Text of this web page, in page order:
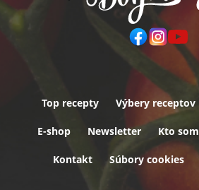
Päta
Top recepty Výbery receptov
E-shop Newsletter Kto som
Kontakt Súbory cookies